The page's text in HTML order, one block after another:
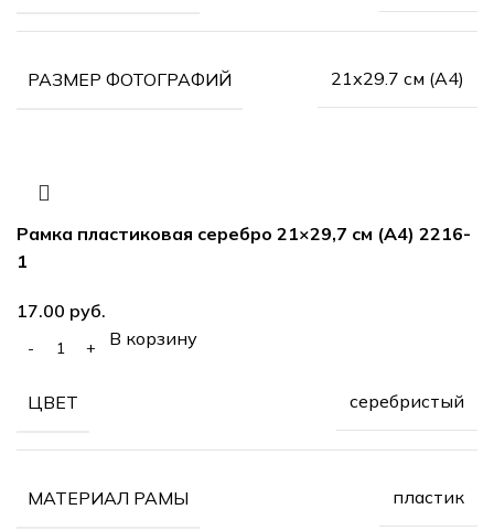
РАЗМЕР ФОТОГРАФИЙ 21х29.7 см (А4)
Рамка пластиковая серебро 21×29,7 см (А4) 2216-
1
руб.
В корзину
ЦВЕТ серебристый
МАТЕРИАЛ РАМЫ пластик